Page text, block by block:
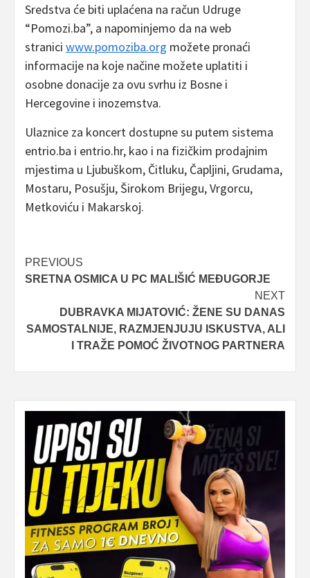
Sredstva će biti uplaćena na račun Udruge
“Pomozi.ba”, a napominjemo da na web
stranici www.pomoziba.org možete pronaći
informacije na koje načine možete uplatiti i
osobne donacije za ovu svrhu iz Bosne i
Hercegovine i inozemstva.
Ulaznice za koncert dostupne su putem sistema
entrio.ba i entrio.hr, kao i na fizičkim prodajnim
mjestima u Ljubuškom, Čitluku, Čapljini, Grudama,
Mostaru, Posušju, Širokom Brijegu, Vrgorcu,
Metkoviću i Makarskoj.
Post
navigation
PREVIOUS
SRETNA OSMICA U PC MALIŠIĆ MEĐUGORJE
NEXT
DUBRAVKA MIJATOVIĆ: ŽENE SU DANAS
SAMOSTALNIJE, RAZMJENJUJU ISKUSTVA, ALI
I TRAŽE POMOĆ ŽIVOTNOG PARTNERA